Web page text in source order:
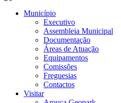
Município
Executivo
Assembleia Municipal
Documentação
Áreas de Atuação
Equipamentos
Comissões
Freguesias
Contactos
Visitar